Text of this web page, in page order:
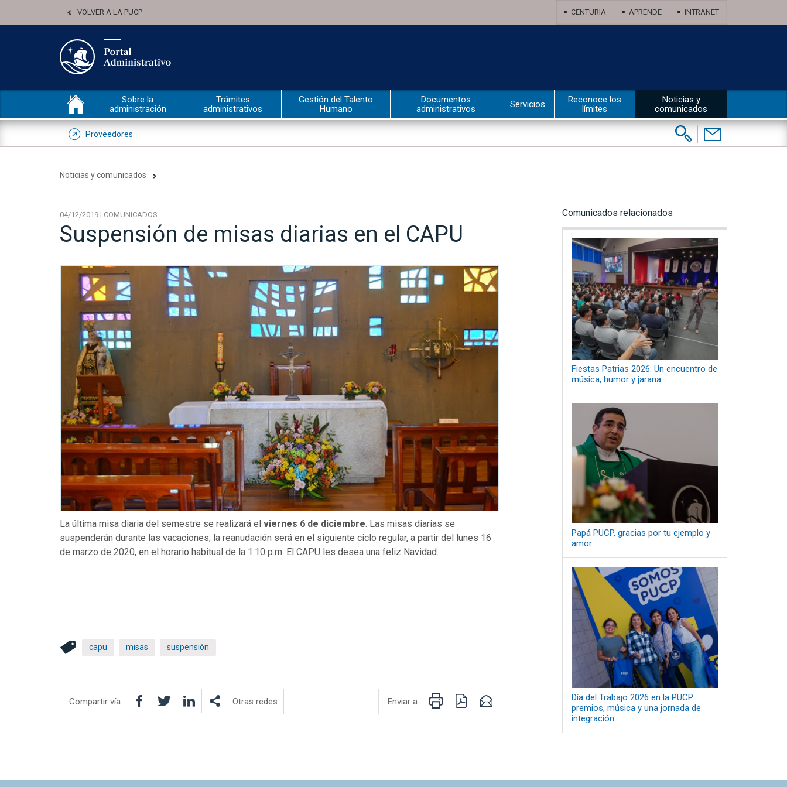
VOLVER A LA PUCP CENTURIA APRENDE INTRANET
Sobre la
administración
Trámites
administrativos
Gestión del Talento
Humano
Documentos
administrativos
Servicios
Reconoce los
límites
Noticias y
comunicados
Proveedores Buscar:
Contáctenos
Noticias y comunicados
04/12/2019 | COMUNICADOS
Suspensión de misas diarias en el CAPU
La última misa diaria del semestre se realizará el viernes 6 de diciembre. Las misas diarias se
suspenderán durante las vacaciones; la reanudación será en el siguiente ciclo regular, a partir del lunes 16
de marzo de 2020, en el horario habitual de la 1:10 p.m. El CAPU les desea una feliz Navidad.
capu misas suspensión
Compartir vía FacebookTwitterLinkedIn Otras redes Enviar a ImprimirPDF Email
Comunicados relacionados
Fiestas Patrias 2026: Un encuentro de
música, humor y jarana
Papá PUCP, gracias por tu ejemplo y
amor
Día del Trabajo 2026 en la PUCP:
premios, música y una jornada de
integración